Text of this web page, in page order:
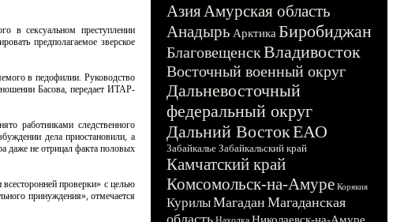
в сексуальном преступлении
предполагаемое зверское
в педофилии. Руководство
Басова, передает ИТАР-
работниками следственного
дела приостановили, а
даже не отрицал факта половых
проверки» с целью
принуждения», отмечается
АзияАмурская область
Анадырь Арктика Биробиджан
БлаговещенскВладивосток
Восточный военный округ
Дальневосточный
федеральный округ
Дальний ВостокЕАО
Забайкалье Забайкальский край
Камчатский край
Комсомольск-на-Амуре Корякия
КурилыМагадан Магаданская
область